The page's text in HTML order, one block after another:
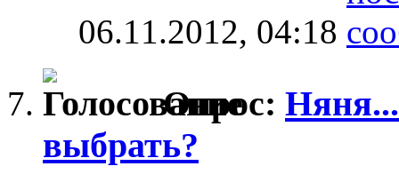
06.11.2012, 04:18
Опрос:
выбрать?